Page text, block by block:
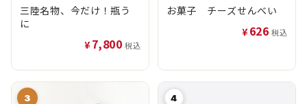
三陸名物、今だけ！瓶う
に
¥7,800 税込
お菓子 チーズせんべい
¥626 税込
3 4